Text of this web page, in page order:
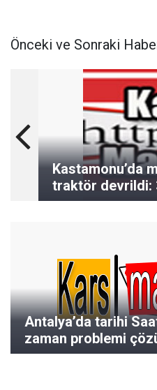
Önceki ve Sonraki
Kastamonu’da
traktör devrildi:
Antalya’da tarihi
zaman problemi